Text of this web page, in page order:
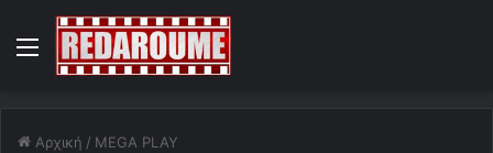
Menu
Αρχική / MEGA PLAY